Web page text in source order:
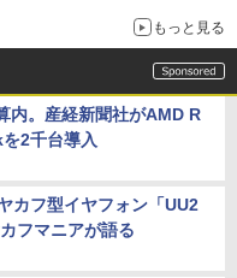
もっと見る
内。産経新聞社がAMD R
2千台導入
カフ型イヤフォン「UU2
フマニアが語る